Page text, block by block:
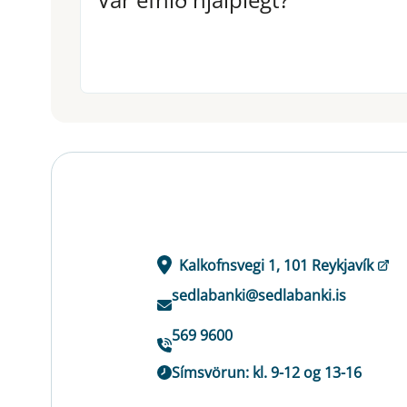
Kalkofnsvegi 1, 101 Reykjavík
sedlabanki@sedlabanki.is
569 9600
Símsvörun: kl. 9-12 og 13-16